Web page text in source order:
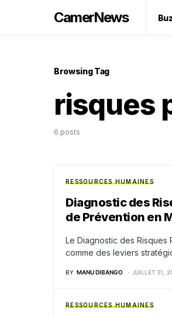
CamerNews
Browsing Tag
risques
6 posts
RESSOURCES HUMAINES
Diagnostic des
de Prévention en
Le Diagnostic des
comme des leviers
BY MANU DIBANGO JUILLET 31,
RESSOURCES HUMAINES